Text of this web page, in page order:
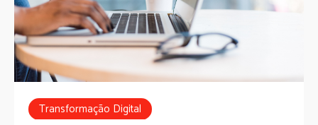
Transformação Digital